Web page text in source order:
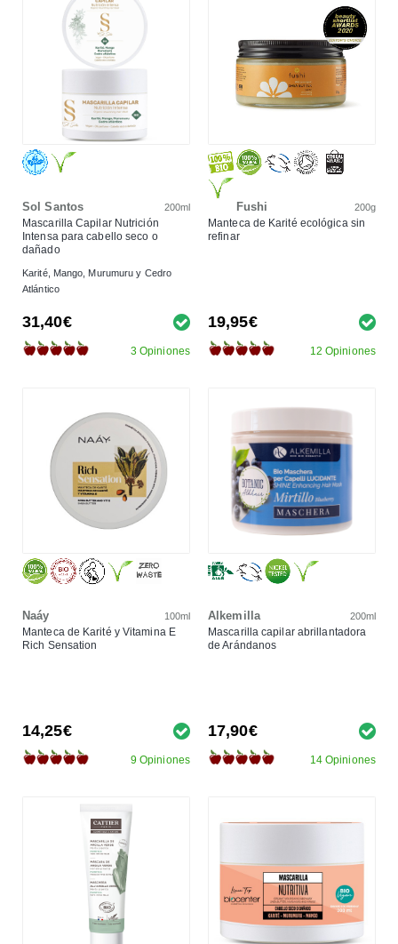
Sol Santos 200ml
Mascarilla Capilar Nutrición
Intensa para cabello seco o
dañado
Karité, Mango, Murumuru y Cedro
Atlántico
31,40€
3 Opiniones
Fushi 200g
Manteca de Karité ecológica sin
refinar
19,95€
12 Opiniones
Naáy 100ml
Manteca de Karité y Vitamina E
Rich Sensation
14,25€
9 Opiniones
Alkemilla 200ml
Mascarilla capilar abrillantadora
de Arándanos
17,90€
14 Opiniones